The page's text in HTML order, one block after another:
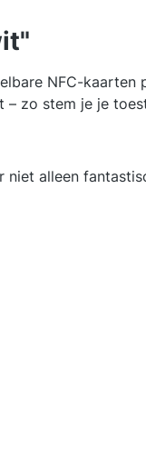
NFC-kaarten
zo stem je je
niet alleen